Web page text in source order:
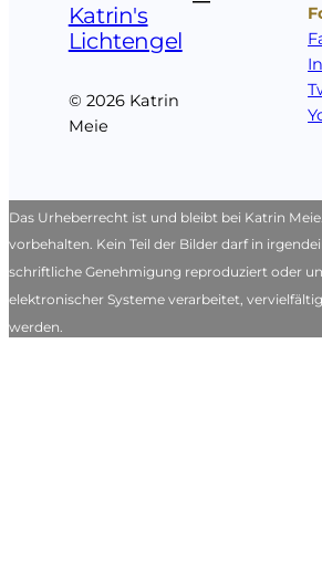
Katrin's
Lichtengel
© 2026 Katrin
Meie
Das Urheberrecht ist und bleibt bei Katrin
vorbehalten. Kein Teil der Bilder darf in
schriftliche Genehmigung reproduziert oder
elektronischer Systeme verarbeitet,
werden.